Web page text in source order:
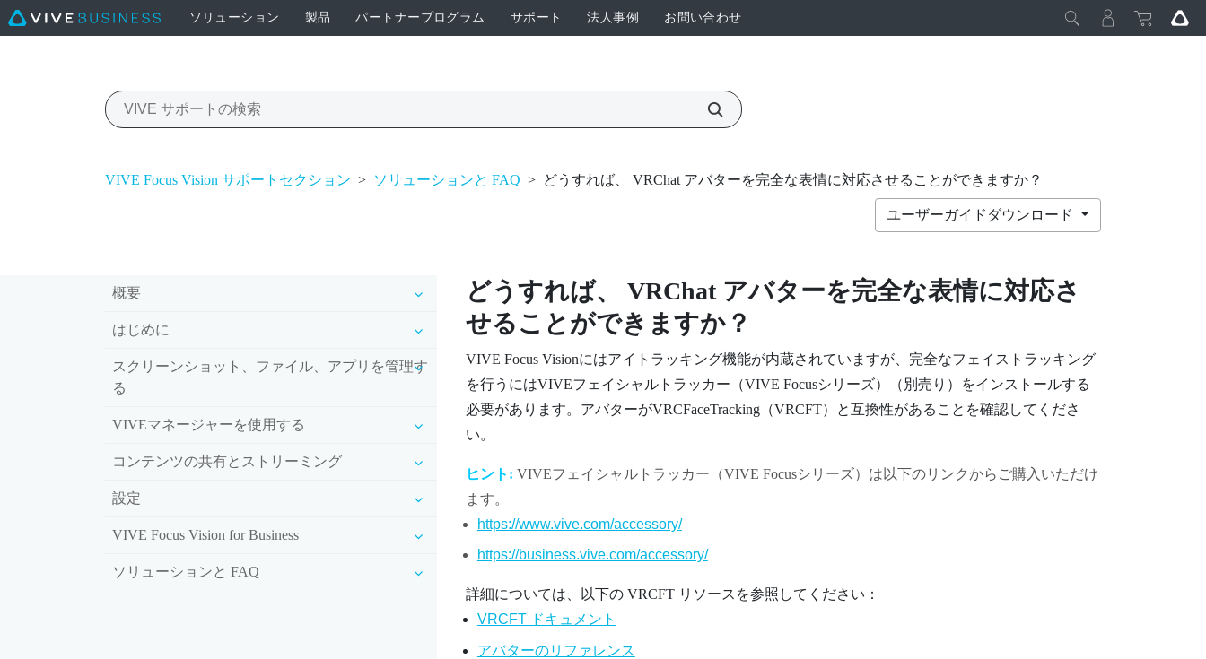
ソリューション 製品 パートナープログラム サポート 法人事例 お問い合わせ
VIVE Focus Vision サポートセクション > ソリューションと FAQ > どうすれば、 VRChat アバターを完全な表情に対応させることができますか？
ユーザーガイドダウンロード
概要
はじめに
スクリーンショット、ファイル、アプリを管理す
る
VIVEマネージャーを使用する
コンテンツの共有とストリーミング
設定
VIVE Focus Vision for Business
ソリューションと FAQ
どうすれば、 VRChatアバターを完全な表情に対応さ
せることができますか？
VIVE Focus Visionにはアイトラッキング機能が内蔵されていますが、完全なフェイストラッキング
を行うにはVIVEフェイシャルトラッカー（VIVE Focusシリーズ）
（別売り）をインストールする
必要があります。アバターがVRCFaceTracking（VRCFT）と互換性があることを確認してくださ
い。
ヒント: VIVEフェイシャルトラッカー（VIVE Focusシリーズ） は以下のリンクからご購入いただけ
ます。
https://www.vive.com/accessory/
https://business.vive.com/accessory/
詳細については、以下の VRCFT リソースを参照してください：
VRCFT ドキュメント
アバターのリファレンス